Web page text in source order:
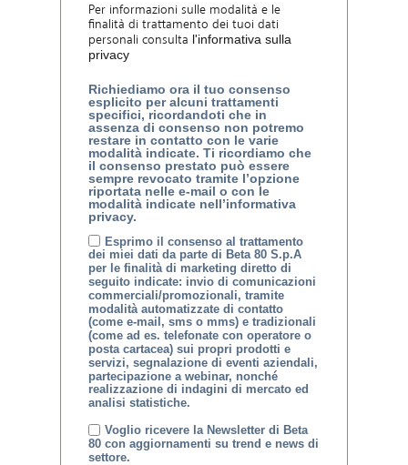
Per informazioni sulle modalità e le
finalità di trattamento dei tuoi dati
personali consulta l'informativa sulla
privacy
Richiediamo ora il tuo consenso
esplicito per alcuni trattamenti
specifici, ricordandoti che in
assenza di consenso non potremo
restare in contatto con le varie
modalità indicate. Ti ricordiamo che
il consenso prestato può essere
sempre revocato tramite l’opzione
riportata nelle e-mail o con le
modalità indicate nell’informativa
privacy.
Esprimo il consenso al trattamento
dei miei dati da parte di Beta 80 S.p.A
per le finalità di marketing diretto di
seguito indicate: invio di comunicazioni
commerciali/promozionali, tramite
modalità automatizzate di contatto
(come e-mail, sms o mms) e tradizionali
(come ad es. telefonate con operatore o
posta cartacea) sui propri prodotti e
servizi, segnalazione di eventi aziendali,
partecipazione a webinar, nonché
realizzazione di indagini di mercato ed
analisi statistiche.
Voglio ricevere la Newsletter di Beta
80 con aggiornamenti su trend e news di
settore.